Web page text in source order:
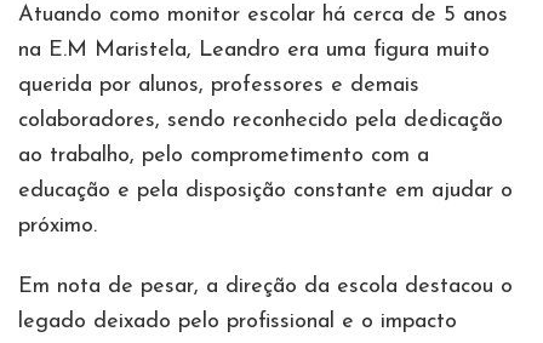
Atuando como monitor escolar há cerca de 5 anos
na E.M Maristela, Leandro era uma figura muito
querida por alunos, professores e demais
colaboradores, sendo reconhecido pela dedicação
ao trabalho, pelo comprometimento com a
educação e pela disposição constante em ajudar o
próximo.
Em nota de pesar, a direção da escola destacou o
legado deixado pelo profissional e o impacto